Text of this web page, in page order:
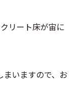
リート床が宙に
まいますので、お